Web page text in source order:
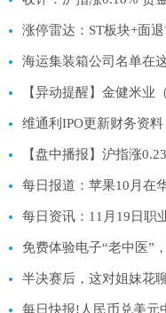
海运集装箱公司名单在
【盘中播报】沪指涨
每日报道：苹果10月在
每日资讯：11月19日职
半决赛后，这对姐妹花
每日快报!人民币兑美元